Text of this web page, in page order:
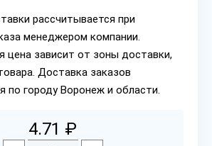
рассчитывается при
менеджером компании.
цена зависит от зоны доставки,
Доставка заказов
по городу Воронеж и области.
4.71 ₽